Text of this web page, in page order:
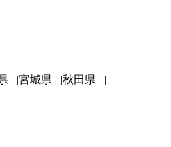
宮城県
秋田県